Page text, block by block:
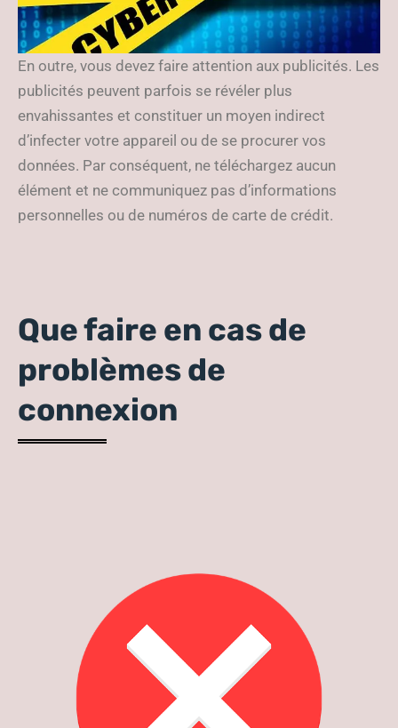
En outre, vous devez faire attention aux publicités. Les
publicités peuvent parfois se révéler plus
envahissantes et constituer un moyen indirect
d’infecter votre appareil ou de se procurer vos
données. Par conséquent, ne téléchargez aucun
élément et ne communiquez pas d’informations
personnelles ou de numéros de carte de crédit.
Que faire en cas de
problèmes de
connexion